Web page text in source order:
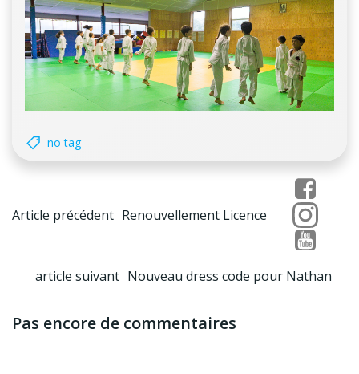
no tag
Post
Article précédent Renouvellement Licence
Post
navigation
article suivant Nouveau dress code pour Nathan
Pas encore de commentaires